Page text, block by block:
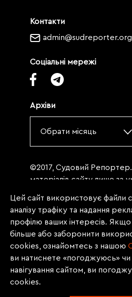
Контакти
admin@sudreporter.org
Соціальні мережі
Архіви
Обрати місяць
©2017, Судовий
матеріалів сайту лише за
«Судовий репортер» не
абзацу. Матеріали, щодо
заборона на повну
(передрук, копіювання,
інше використання),
передруковувати без
Матеріали з позначкою
Цей сайт використовує файли
аналізу трафіку та надання
профілю ваших інтересів. Якщо
більше або заборонити
cookies, ознайомтесь з нашою
ви натиснете «погоджуюсь»
навігування сайтом, ви
cookies.